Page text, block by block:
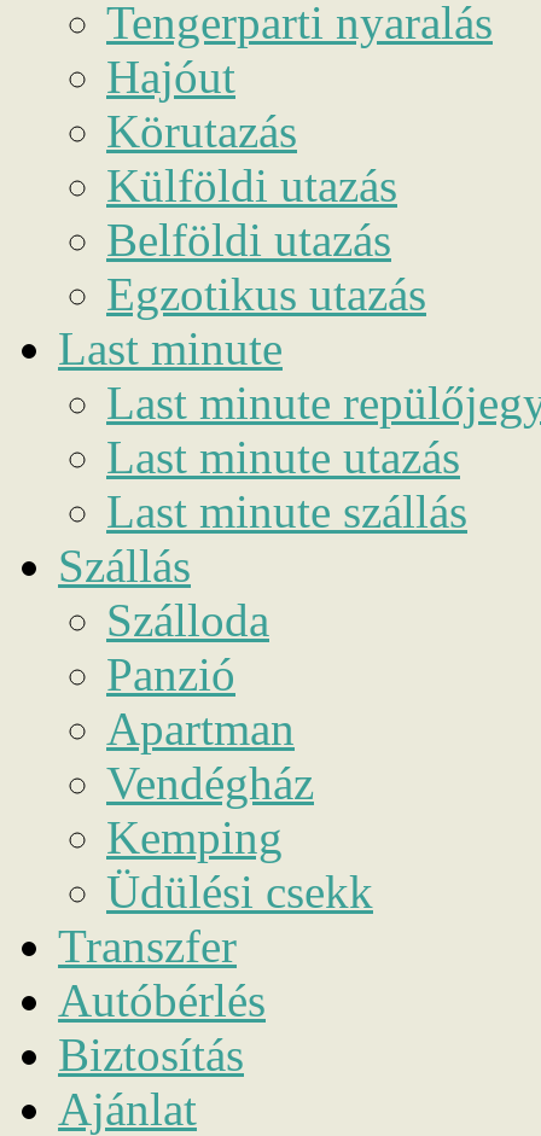
Tengerparti nyaralás
Hajóut
Körutazás
Külföldi utazás
Belföldi utazás
Egzotikus utazás
Last minute
Last minute
Last minute utazás
Last minute szállás
Szállás
Szálloda
Panzió
Apartman
Vendégház
Kemping
Üdülési csekk
Transzfer
Autóbérlés
Biztosítás
Ajánlat